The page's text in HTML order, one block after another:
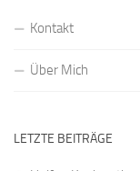
Kontakt
Über Mich
LETZTE BEITRÄGE